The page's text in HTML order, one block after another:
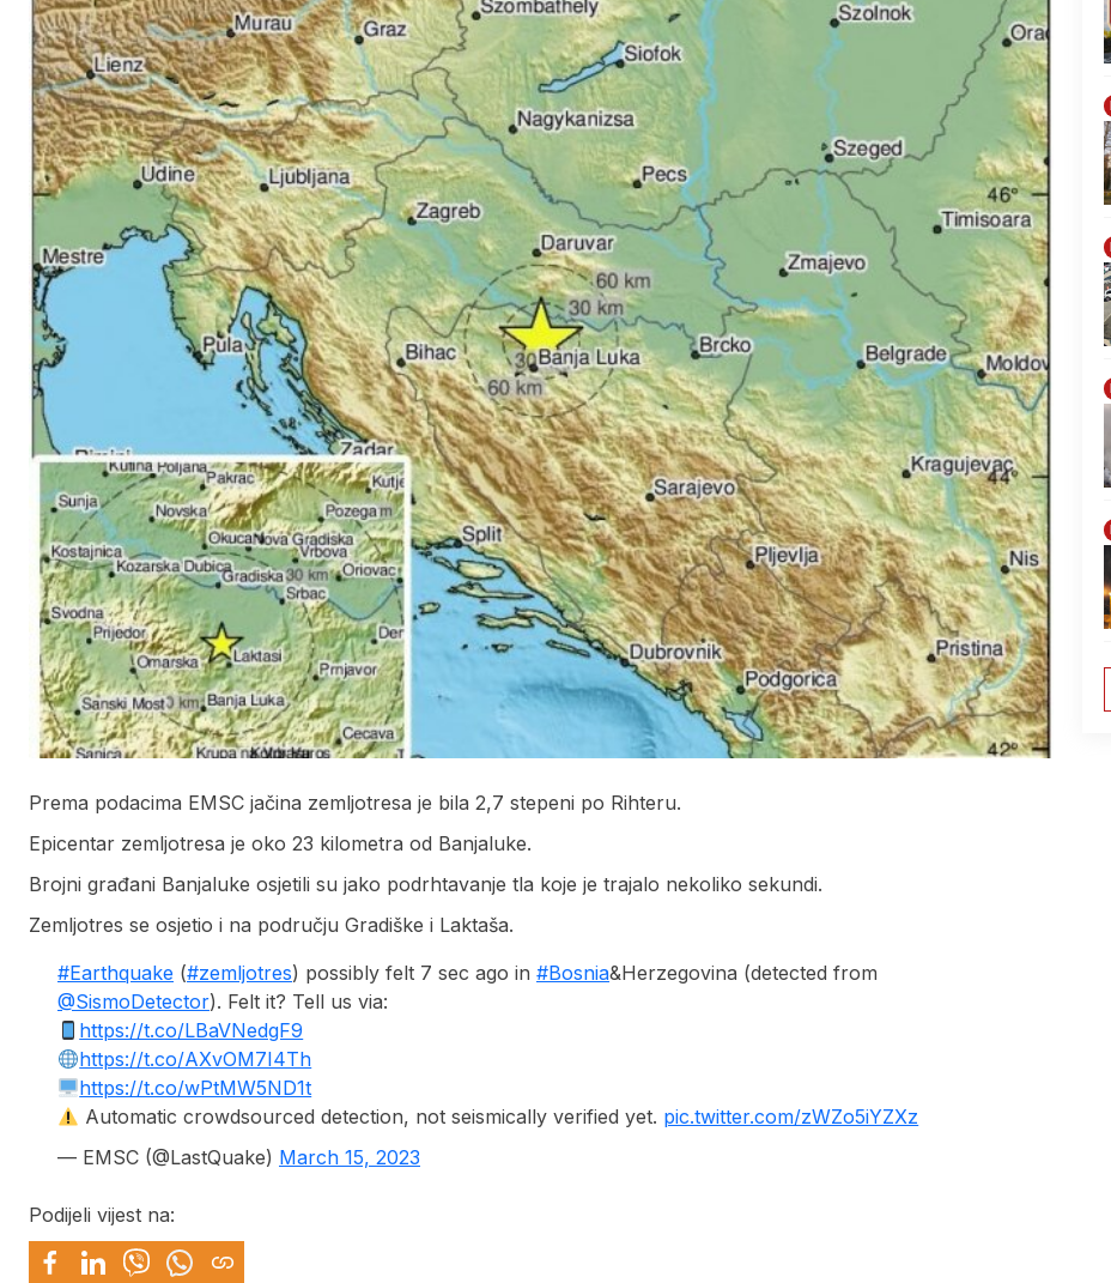
Prema podacima EMSC jačina zemljotresa je bila 2,7 stepeni po Rihteru.
Epicentar zemljotresa je oko 23 kilometra od Banjaluke.
Brojni građani Banjaluke osjetili su jako podrhtavanje tla koje je trajalo nekoliko sekundi.
Zemljotres se osjetio i na području Gradiške i Laktaša.
#Earthquake (#zemljotres) possibly felt 7 sec ago in #Bosnia&Herzegovina (detected from
@SismoDetector). Felt it? Tell us via:
https://t.co/LBaVNedgF9
https://t.co/AXvOM7I4Th
https://t.co/wPtMW5ND1t
Automatic crowdsourced detection, not seismically verified yet. pic.twitter.com/zWZo5iYZXz
— EMSC (@LastQuake) March 15, 2023
Podijeli vijest na: